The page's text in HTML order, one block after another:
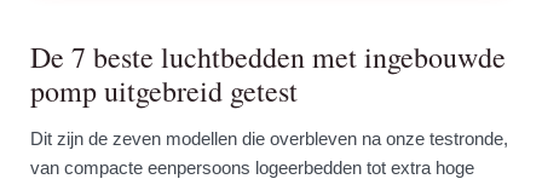
De 7 beste luchtbedden met ingebouwde
pomp uitgebreid getest
Dit zijn de zeven modellen die overbleven na onze testronde,
van compacte eenpersoons logeerbedden tot extra hoge